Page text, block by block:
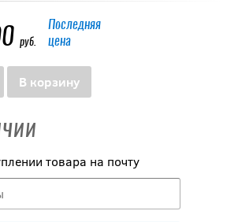
руб.
Последняя
цена
В корзину
товара на почту